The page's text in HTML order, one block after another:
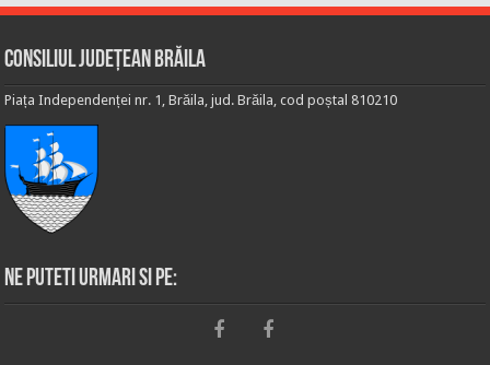
Consiliul Județean Brăila
Piața Independenței nr. 1, Brăila, jud. Brăila, cod poștal 810210
Ne puteti urmari si pe: